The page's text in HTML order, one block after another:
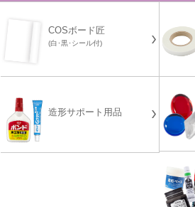
COSボード匠
(白･黒･シール付)
造形サポート用品